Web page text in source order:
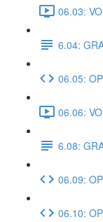
06.03:
6.04:
06.05:
06.06:
6.08:
06.09:
06.10: